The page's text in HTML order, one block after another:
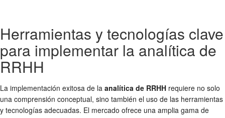
Herramientas y tecnologías clave
para implementar la analítica de
RRHH
La implementación exitosa de la analítica de RRHH requiere no solo
una comprensión conceptual, sino también el uso de las herramientas
y tecnologías adecuadas. El mercado ofrece una amplia gama de